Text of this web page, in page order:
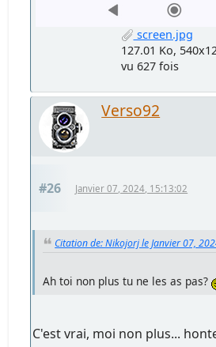
screen.jpg
127.01 Ko,
vu 627 fois
Verso92
#26 Janvier 07, 2024, 15:13:02
Citation de: Nikojorj le Janvier 07,
Ah toi non plus tu ne les as pas?
C'est vrai, moi non plus...